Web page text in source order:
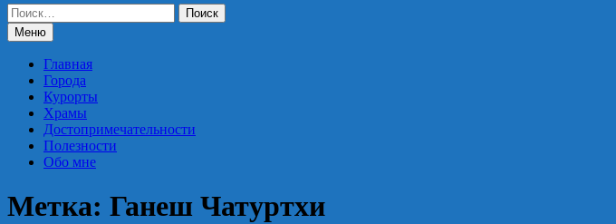
Найти:
Меню
Главная
Города
Курорты
Храмы
Достопримечательности
Полезности
Обо мне
Метка: Ганеш Чатуртхи